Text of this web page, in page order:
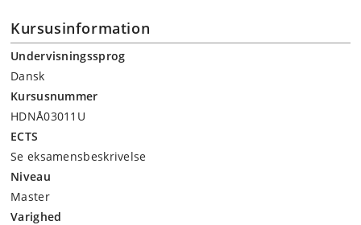
Kursusinformation
Undervisningssprog
Dansk
Kursusnummer
HDNÅ03011U
ECTS
Se eksamensbeskrivelse
Niveau
Master
Varighed